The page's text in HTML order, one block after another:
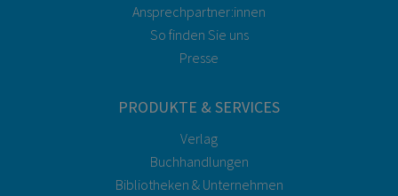
Ansprechpartner:innen
So finden Sie uns
Presse
PRODUKTE & SERVICES
Verlag
Buchhandlungen
Bibliotheken & Unternehmen